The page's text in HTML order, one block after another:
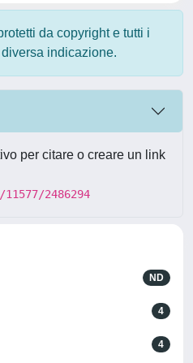
da copyright e tutti i
indicazione.
per citare o creare un link
2486294
ND
4
4